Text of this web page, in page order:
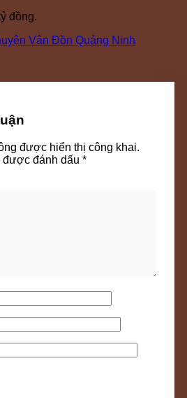
đồng.
Vân Đồn Quảng Ninh
được hiển thị công khai.
đánh dấu *